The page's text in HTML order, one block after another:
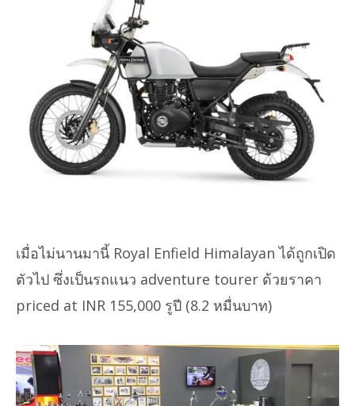
เมื่อไม่นานมานี้ Royal Enfield Himalayan ได้ถูกเปิด
ตัวไป ซึ่งเป็นรถแนว adventure tourer ด้วยราคา
priced at INR 155,000 รูปี (8.2 หมื่นบาท)